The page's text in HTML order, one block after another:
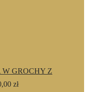
W GROCHY Z
zł